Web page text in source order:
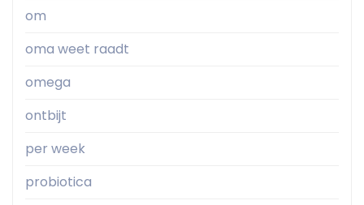
om
oma weet raadt
omega
ontbijt
per week
probiotica